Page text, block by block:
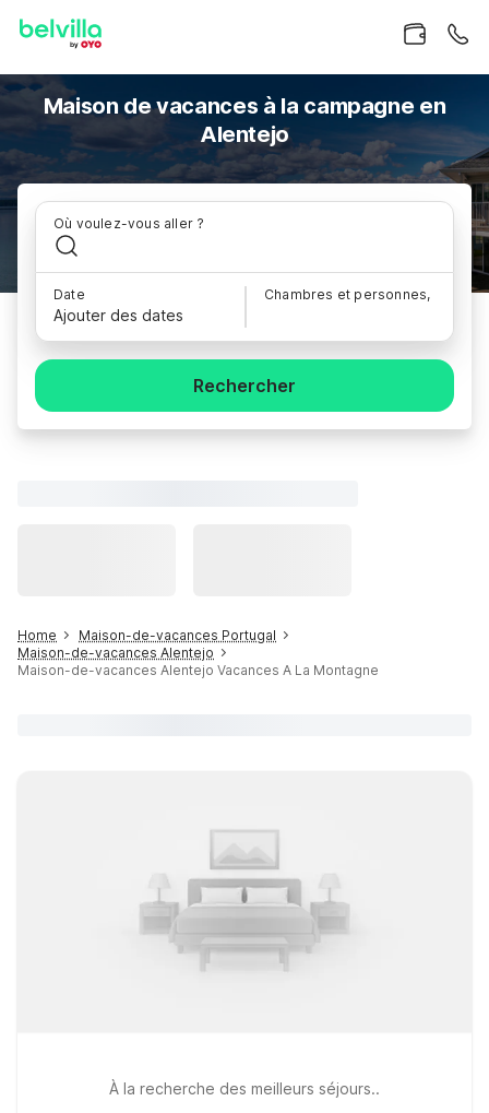
Maison de vacances à la campagne en
Alentejo
Où voulez-vous aller ?
Date
Ajouter des dates
Chambres et personnes,
Rechercher
Home
Maison-de-vacances Portugal
Maison-de-vacances Alentejo
Maison-de-vacances Alentejo Vacances A La Montagne
À la recherche des meilleurs séjours..